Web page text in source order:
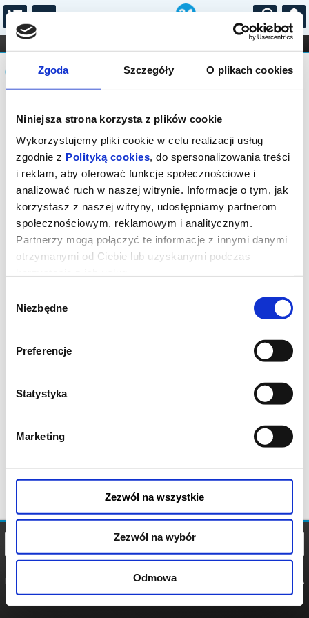
Zgoda Szczegóły O plikach cookies
Niniejsza strona korzysta z plików cookie
Wykorzystujemy pliki cookie w celu realizacji usług
zgodnie z Polityką cookies, do spersonalizowania treści
i reklam, aby oferować funkcje społecznościowe i
analizować ruch w naszej witrynie. Informacje o tym, jak
korzystasz z naszej witryny, udostępniamy partnerom
społecznościowym, reklamowym i analitycznym.
Partnerzy mogą połączyć te informacje z innymi danymi
otrzymanymi od Ciebie lub uzyskanymi podczas
zgody
Niezbędne
Preferencje
Statystyka
Marketing
Zezwól na wszystkie
Zezwól na wybór
Odmowa
...
FILHARMONIA OPERA I BALET
STAND-UP
DLA DZIECI
Komunikat
Sprzedaż biletów on-line na wydarzenie
została zakończona.
POLITYKA
POLITYKA